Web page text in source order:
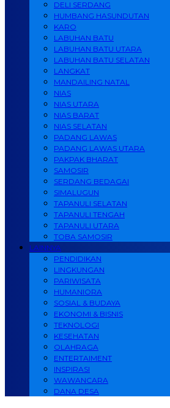
DELI SERDANG
HUMBANG HASUNDUTAN
KARO
LABUHAN BATU
LABUHAN BATU UTARA
LABUHAN BATU SELATAN
LANGKAT
MANDAILING NATAL
NIAS
NIAS UTARA
NIAS BARAT
NIAS SELATAN
PADANG LAWAS
PADANG LAWAS UTARA
PAKPAK BHARAT
SAMOSIR
SERDANG BEDAGAI
SIMALUGUN
TAPANULI SELATAN
TAPANULI TENGAH
TAPANULI UTARA
TOBA SAMOSIR
LAINNYA
PENDIDIKAN
LINGKUNGAN
PARIWISATA
HUMANIORA
SOSIAL & BUDAYA
EKONOMI & BISNIS
TEKNOLOGI
KESEHATAN
OLAHRAGA
ENTERTAIMENT
INSPIRASI
WAWANCARA
DANA DESA